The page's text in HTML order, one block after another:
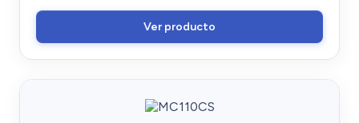
Ver producto